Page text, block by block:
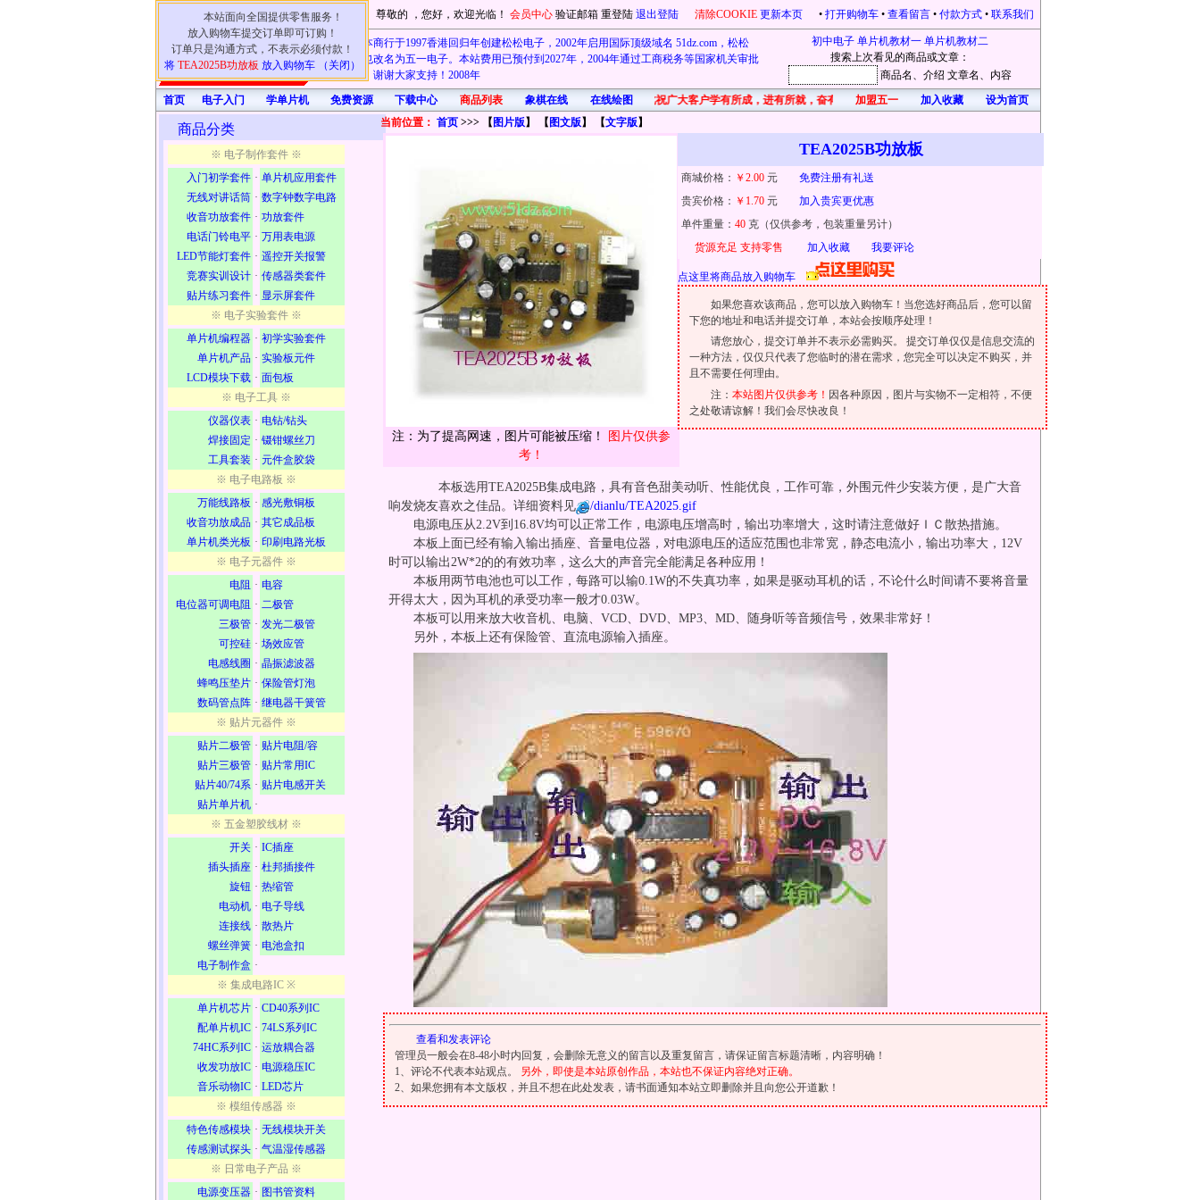
本站面向全国提供零售服务！
放入购物车提交订单即可订购！
订单只是沟通方式，不表示必须付款！
将 TEA2025B功放板 放入购物车 （关闭）
尊敬的 ，您好，欢迎光临！ 会员中心 验证邮箱 重登陆 退出登陆 清除COOKIE 更新本页 • 打开购物车 • 查看留言 • 付款方式 • 联系我们
本商行于1997香港回归年创建松松电子，2002年启用国际顶级域名 51dz.com，松松
电子也改名为五一电子。本站费用已预付到2027年，2004年通过工商税务等国家机关审批
认可！谢谢大家支持！2008年
初中电子 单片机教材一 单片机教材二
搜索上次看见的商品或文章：
商品名 、介绍 文章名 、内容
首页
电子入门 学单片机 免费资源 下载中心 商品列表 象棋在线 在线绘图首先在此祝广大客户学有所成，进有所就，奋有所获，开心每一天！凡在本站购物的，均有礼品赠送。本站为感恩新老客
加盟五一 加入收藏 设为首页
商品分类
※ 电子制作套件 ※
入门初学套件 · 单片机应用套件
无线对讲话筒 · 数字钟数字电路
收音功放套件 · 功放套件
电话门铃电平 · 万用表电源
LED节能灯套件 · 遥控开关报警
竞赛实训设计 · 传感器类套件
贴片练习套件 · 显示屏套件
※ 电子实验套件 ※
单片机编程器 · 初学实验套件
单片机产品 · 实验板元件
LCD模块下载 · 面包板
※ 电子工具 ※
仪器仪表 · 电钻/钻头
焊接固定 · 镊钳螺丝刀
工具套装 · 元件盒胶袋
※ 电子电路板 ※
万能线路板 · 感光敷铜板
收音功放成品 · 其它成品板
单片机类光板 · 印刷电路光板
※ 电子元器件 ※
电阻 · 电容
电位器可调电阻 · 二极管
三极管 · 发光二极管
可控硅 · 场效应管
电感线圈 · 晶振滤波器
蜂鸣压垫片 · 保险管灯泡
数码管点阵 · 继电器干簧管
※ 贴片元器件 ※
贴片二极管 · 贴片电阻/容
贴片三极管 · 贴片常用IC
贴片40/74系 · 贴片电感开关
贴片单片机 ·
※ 五金塑胶线材 ※
开关 · IC插座
插头插座 · 杜邦插接件
旋钮 · 热缩管
电动机 · 电子导线
连接线 · 散热片
螺丝弹簧 · 电池盒扣
电子制作盒 ·
※ 集成电路IC ※
单片机芯片 · CD40系列IC
配单片机IC · 74LS系列IC
74HC系列IC · 运放耦合器
收发功放IC · 电源稳压IC
音乐动物IC · LED芯片
※ 模组传感器 ※
特色传感模块 · 无线模块开关
传感测试探头 · 气温湿传感器
※ 日常电子产品 ※
电源变压器 · 图书管资料
当前位置： 首页 >>> 【 图片版】 【 图文版】 【文字版】
注：为了提高网速，图片可能被压缩！
图片仅供参
考！
TEA2025B功放板
商城价格： ￥2.00 元 免费注册有礼送
贵宾价格： ￥1.70 元 加入贵宾更优惠
单件重量： 40 克（仅供参考，包装重量另计）
货源充足 支持零售
加入收藏 我要评论
点这里将商品放入购物车
如果您喜欢该商品，您可以放入购物车！当您选好商品后，您可以留
下您的地址和电话并提交订单，本站会按顺序处理！
请您放心，提交订单并不表示必需购买。 提交订单仅仅是信息交流的
一种方法，仅仅只代表了您临时的潜在需求，您完全可以决定不购买，并
且不需要任何理由。
注： 本站图片仅供参考！ 因各种原因，图片与实物不一定相符，不便
之处敬请谅解！我们会尽快改良！
本板选用TEA2025B集成电路，具有音色甜美动听、性能优良，工作可靠，外围元件少安装方便，是广大音
响发烧友喜欢之佳品。详细资料见
/dianlu/TEA2025.gif
电源电压从2.2V到16.8V均可以正常工作，电源电压增高时，输出功率增大，这时请注意做好ＩＣ散热措施。
本板上面已经有输入输出插座、音量电位器，对电源电压的适应范围也非常宽，静态电流小，输出功率大，12V
时可以输出2W*2的的有效功率，这么大的声音完全能满足各种应用！
本板用两节电池也可以工作，每路可以输0.1W的不失真功率，如果是驱动耳机的话，不论什么时间请不要将音量
开得太大，因为耳机的承受功率一般才0.03W。
本板可以用来放大收音机、电脑、VCD、DVD、MP3、MD、随身听等音频信号，效果非常好！
另外，本板上还有保险管、直流电源输入插座。
查看和发表评论
管理员一般会在8-48小时内回复，会删除无意义的留言以及重复留言，请保证留言标题清晰，内容明确！
1、评论不代表本站观点。
另外，即使是本站原创作品，本站也不保证内容绝对正确。
2、如果您拥有本文版权，并且不想在此处发表，请书面通知本站立即删除并且向您公开道歉！